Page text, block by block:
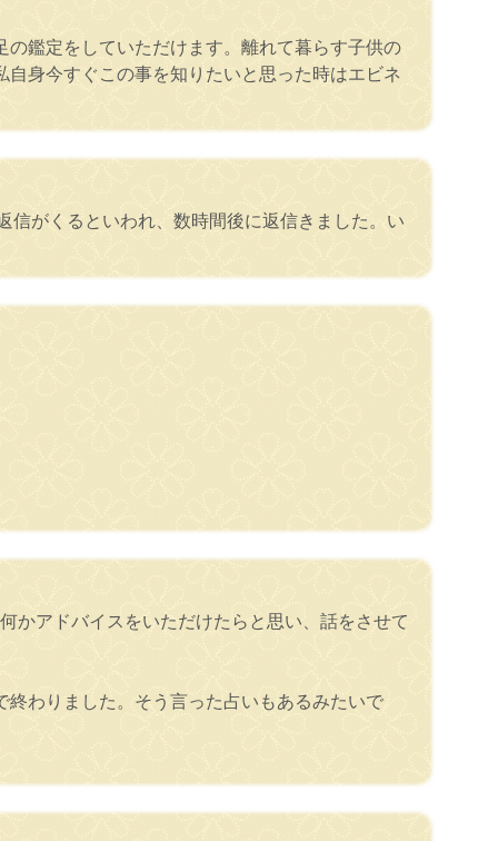
鑑定をしていただけます。離れて暮らす子供の
身今すぐこの事を知りたいと思った時はエビネ
がくるといわれ、数時間後に返信きました。い
かアドバイスをいただけたらと思い、話をさせて
わりました。そう言った占いもあるみたいで